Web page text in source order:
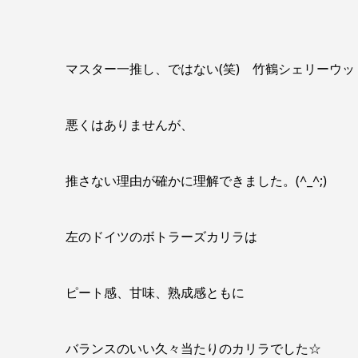
マスター一推し、ではない(笑) 竹鶴シェリーウッ
悪くはありませんが、
推さない理由が確かに理解できました。(^_^;)
左のドイツのボトラーズカリラは
ピート感、甘味、熟成感ともに
バランスのいい久々当たりのカリラでした☆